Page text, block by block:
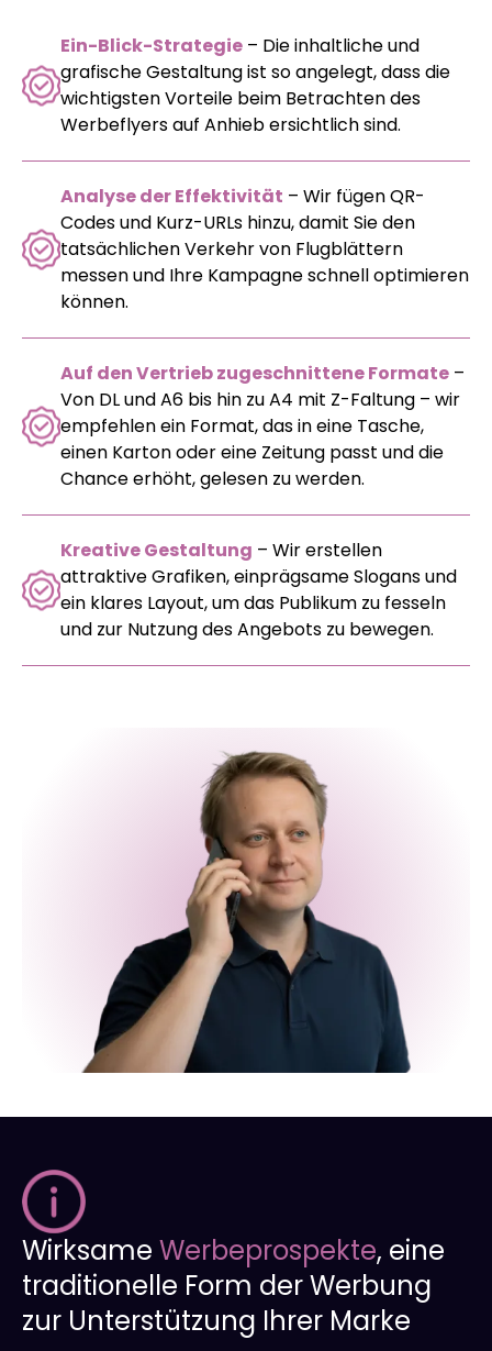
Ein-Blick-Strategie – Die inhaltliche und
grafische Gestaltung ist so angelegt, dass die
wichtigsten Vorteile beim Betrachten des
Werbeflyers auf Anhieb ersichtlich sind.
Analyse der Effektivität – Wir fügen QR-
Codes und Kurz-URLs hinzu, damit Sie den
tatsächlichen Verkehr von Flugblättern
messen und Ihre Kampagne schnell optimieren
können.
Auf den Vertrieb zugeschnittene Formate –
Von DL und A6 bis hin zu A4 mit Z-Faltung – wir
empfehlen ein Format, das in eine Tasche,
einen Karton oder eine Zeitung passt und die
Chance erhöht, gelesen zu werden.
Kreative Gestaltung – Wir erstellen
attraktive Grafiken, einprägsame Slogans und
ein klares Layout, um das Publikum zu fesseln
und zur Nutzung des Angebots zu bewegen.
Wirksame Werbeprospekte, eine
traditionelle Form der Werbung
zur Unterstützung Ihrer Marke